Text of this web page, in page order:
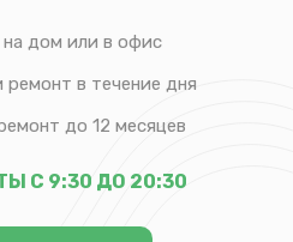
дом или в офис
ремонт в течение дня
до 12 месяцев
С 9:30 ДО 20:30